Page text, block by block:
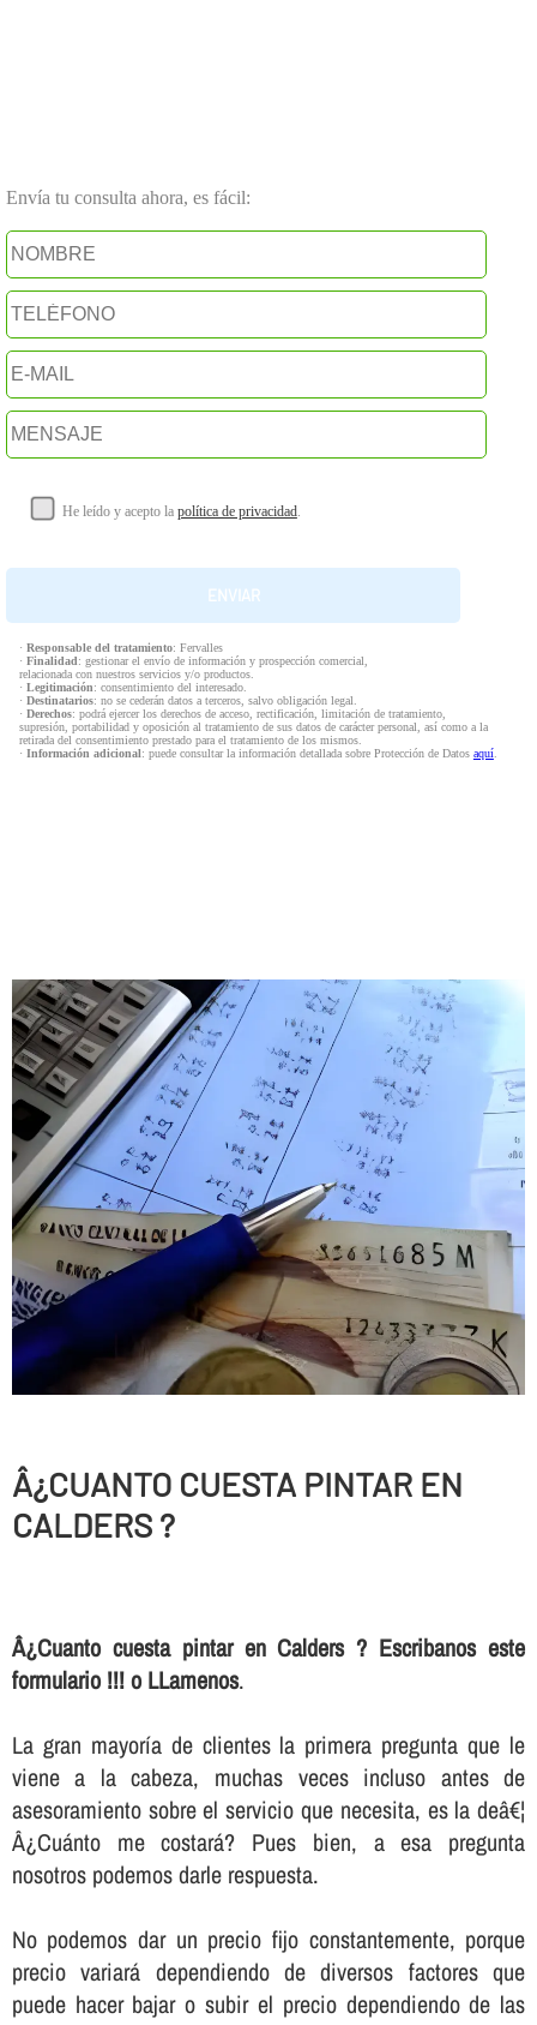
Envía tu consulta ahora, es fácil:
He leído y acepto la política de privacidad.
· Responsable del tratamiento: Fervalles
· Finalidad: gestionar el envío de información y prospección comercial,
relacionada con nuestros servicios y/o productos.
· Legitimación: consentimiento del interesado.
· Destinatarios: no se cederán datos a terceros, salvo obligación legal.
· Derechos: podrá ejercer los derechos de acceso, rectificación, limitación de tratamiento,
supresión, portabilidad y oposición al tratamiento de sus datos de carácter personal, así como a la
retirada del consentimiento prestado para el tratamiento de los mismos.
· Información adicional: puede consultar la información detallada sobre Protección de Datos aquí.
Â¿CUANTO CUESTA PINTAR EN
CALDERS ?
Â¿Cuanto cuesta pintar en Calders ? Escribanos este
formulario !!! o LLamenos.
La gran mayorí­a de clientes la primera pregunta que le
viene a la cabeza, muchas veces incluso antes de
asesoramiento sobre el servicio que necesita, es la deâ€¦
Â¿Cuánto me costará? Pues bien, a esa pregunta
nosotros podemos darle respuesta.
No podemos dar un precio fijo constantemente, porque
precio variará dependiendo de diversos factores que
puede hacer bajar o subir el precio dependiendo de las